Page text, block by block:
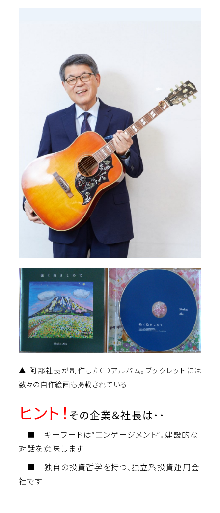
▲ 阿部社長が制作したCDアルバム。ブックレットには
数々の自作絵画も掲載されている
ヒント！ その企業＆社長は･･
■ キーワードは“エンゲージメント”。建設的な
対話を意味します
■ 独自の投資哲学を持つ、独立系投資運用会
社です